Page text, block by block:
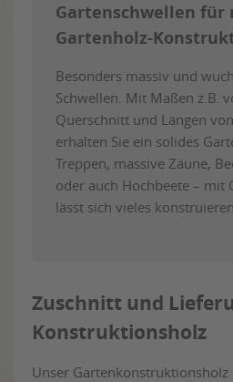
Gartenschwellen für
Gartenholz-
Besonders massiv und
Schwellen. Mit Maßen z.B.
Querschnitt und Längen
erhalten Sie ein solides
Treppen, massive Zäune,
oder auch Hochbeete – mit
lässt sich vieles
Zuschnitt und
Konstruktionsholz
Unser Gartenkonstruktionsholz